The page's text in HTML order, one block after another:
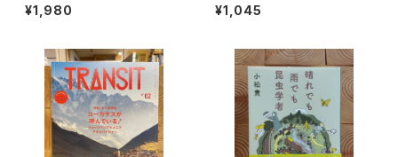
イタリアが好き！
¥1,980 ¥1,045